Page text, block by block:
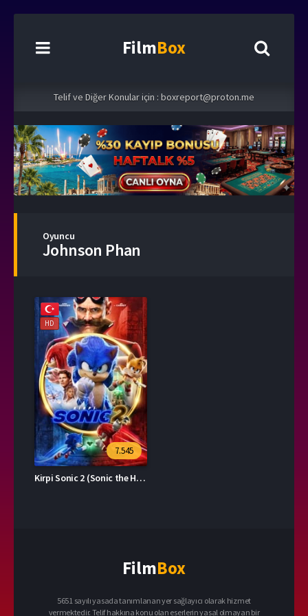
FilmBox
Telif ve Diğer Konular için : boxreport@proton.me
Oyuncu
Johnson Phan
HD
7.545
Kirpi Sonic 2 (Sonic the Hedgehog 2)
FilmBox
5651 sayılı yasada tanımlanan yer sağlayıcı olarak hizmet
vermektedir. Telif hakkına konu olan eserlerin yasal olmayan bir